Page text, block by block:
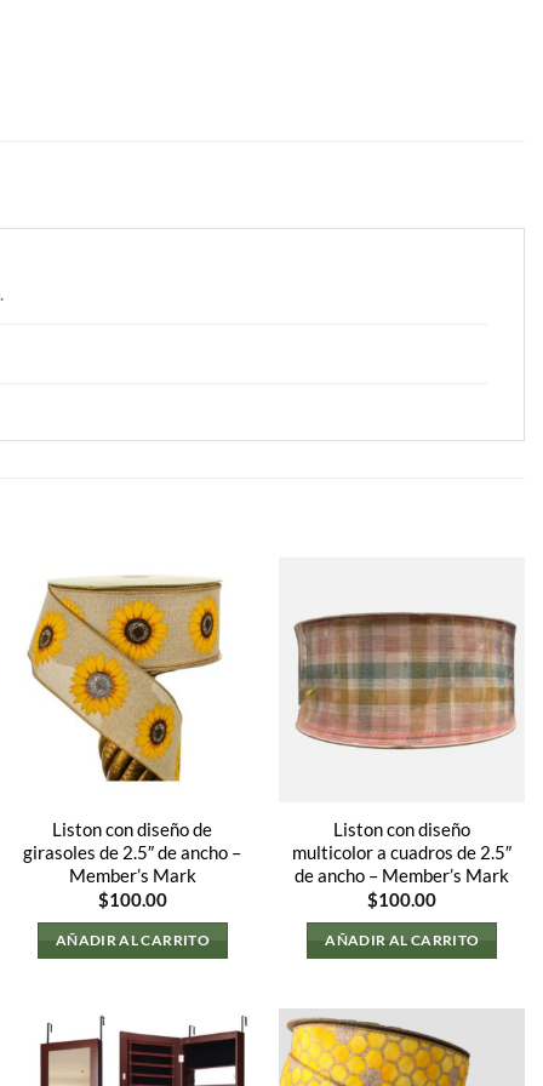
Liston con diseño de
girasoles de 2.5″ de ancho –
Member’s Mark
$100.00
AÑADIR AL CARRITO
Liston con diseño
multicolor a cuadros de 2.5″
de ancho – Member’s Mark
$100.00
AÑADIR AL CARRITO